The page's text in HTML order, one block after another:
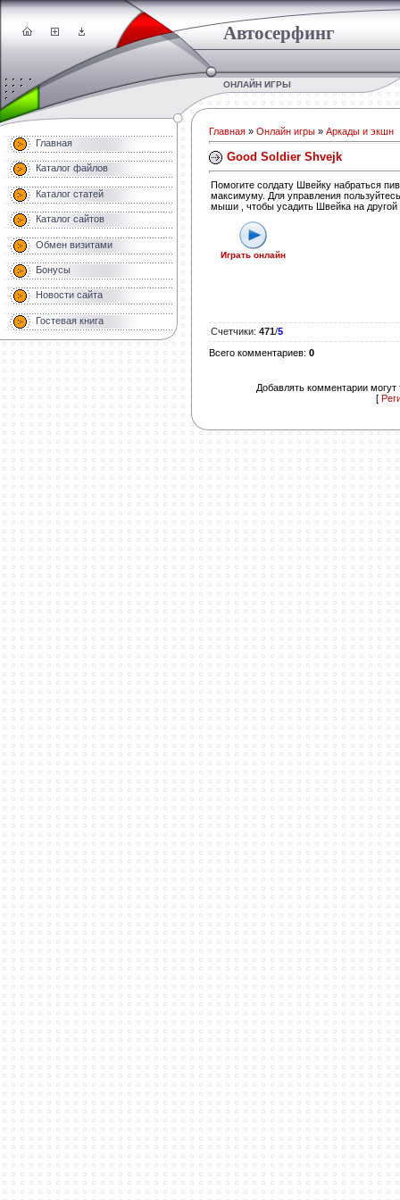
Автосерфинг
ОНЛАЙН ИГРЫ
Главная
Каталог файлов
Каталог статей
Каталог сайтов
Обмен визитами
Бонусы
Новости сайта
Гостевая книга
Главная » Онлайн игры » Аркады и экшн
Good Soldier Shvejk
Помогите солдату Швейку набраться
максимуму. Для управления
мыши , чтобы усадить Швейка на другой
Играть онлайн
Счетчики: 471/5
Всего комментариев: 0
Добавлять комментарии могут
[